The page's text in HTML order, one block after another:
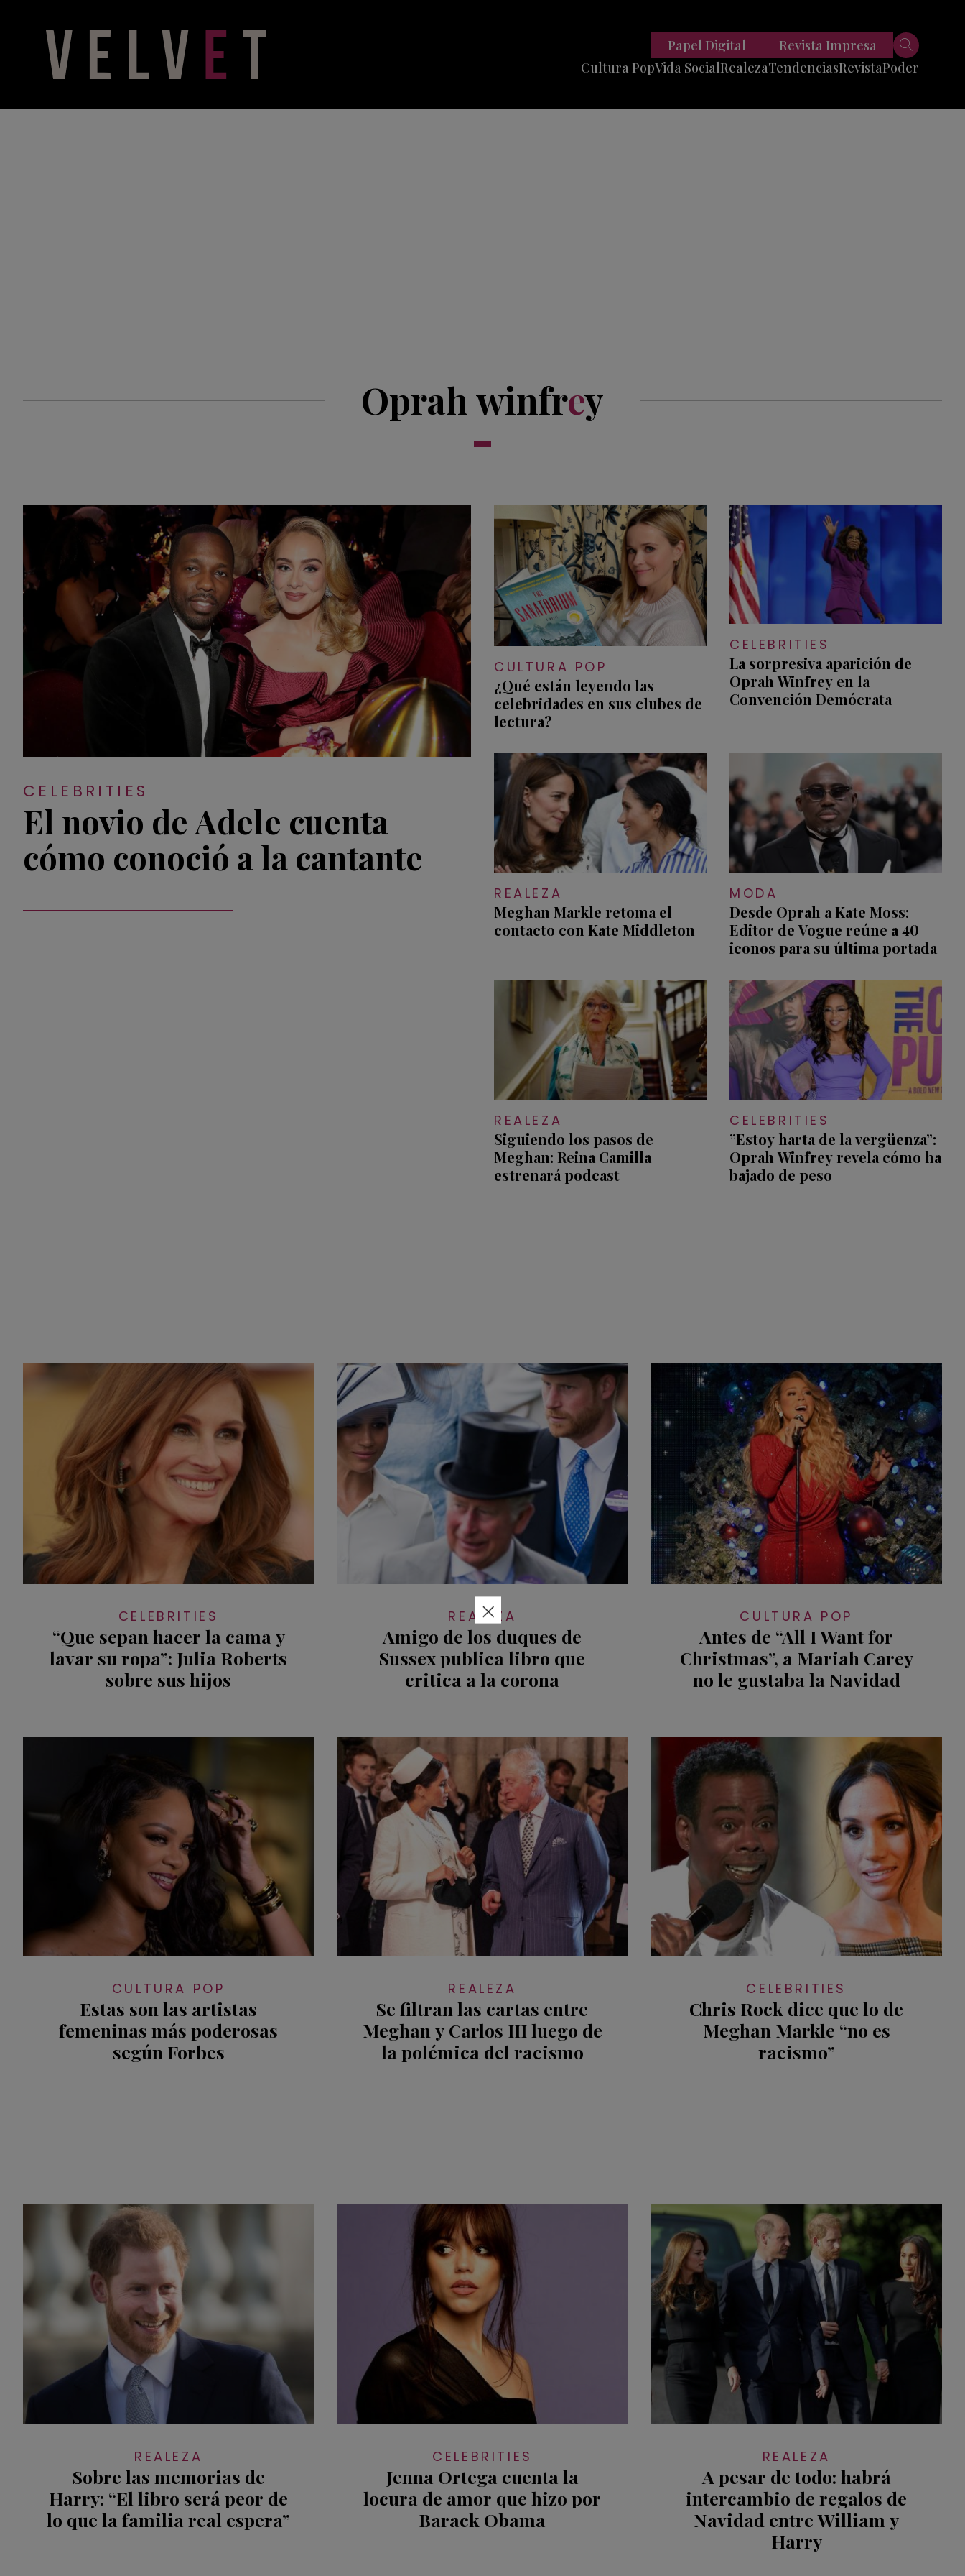
Cultura PopVida SocialRealezaTendenciasRevistaPoder
Papel Digital Revista Impresa
Oprah winfrey
CELEBRITIES
El novio de Adele cuenta
cómo conoció a la cantante
CULTURA POP
¿Qué están leyendo las
celebridades en sus clubes de
lectura?
CELEBRITIES
La sorpresiva aparición de
Oprah Winfrey en la
Convención Demócrata
REALEZA
Meghan Markle retoma el
contacto con Kate Middleton
MODA
Desde Oprah a Kate Moss:
Editor de Vogue reúne a 40
iconos para su última portada
REALEZA
Siguiendo los pasos de
Meghan: Reina Camilla
estrenará podcast
CELEBRITIES
”Estoy harta de la vergüenza”:
Oprah Winfrey revela cómo ha
bajado de peso
CELEBRITIES
“Que sepan hacer la cama y
lavar su ropa”: Julia Roberts
sobre sus hijos
REALEZA
Amigo de los duques de
Sussex publica libro que
critica a la corona
CULTURA POP
Antes de “All I Want for
Christmas”, a Mariah Carey
no le gustaba la Navidad
CULTURA POP
Estas son las artistas
femeninas más poderosas
según Forbes
REALEZA
Se filtran las cartas entre
Meghan y Carlos III luego de
la polémica del racismo
CELEBRITIES
Chris Rock dice que lo de
Meghan Markle “no es
racismo”
REALEZA
Sobre las memorias de
Harry: “El libro será peor de
lo que la familia real espera”
CELEBRITIES
Jenna Ortega cuenta la
locura de amor que hizo por
Barack Obama
REALEZA
A pesar de todo: habrá
intercambio de regalos de
Navidad entre William y
Harry
×